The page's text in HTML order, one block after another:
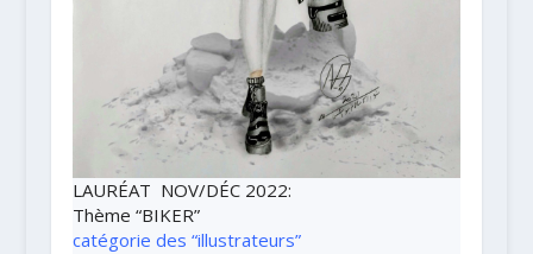
LAURÉAT NOV/DÉC 2022:
Thème “BIKER”
catégorie des “illustrateurs”